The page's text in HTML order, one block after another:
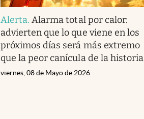
Alerta.Alarma total por calor:
advierten que lo que viene en los
próximos días será más extremo
que la peor canícula de la historia
viernes, 08 de Mayo de 2026